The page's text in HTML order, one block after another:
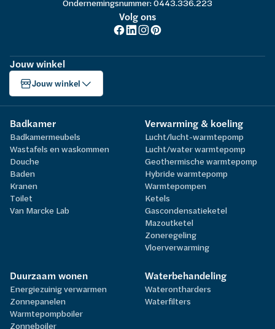
Ondernemingsnummer: 0443.336.223
Volg ons
Jouw winkel
Jouw winkel
Badkamer
Badkamermeubels
Wastafels en waskommen
Douche
Baden
Kranen
Toilet
Van Marcke Lab
Verwarming & koeling
Lucht/lucht-warmtepomp
Lucht/water warmtepomp
Geothermische warmtepomp
Hybride warmtepomp
Warmtepompen
Ketels
Gascondensatieketel
Mazoutketel
Zoneregeling
Vloerverwarming
Duurzaam wonen
Energiezuinig verwarmen
Zonnepanelen
Warmtepompboiler
Zonneboiler
Waterbehandeling
Waterontharders
Waterfilters